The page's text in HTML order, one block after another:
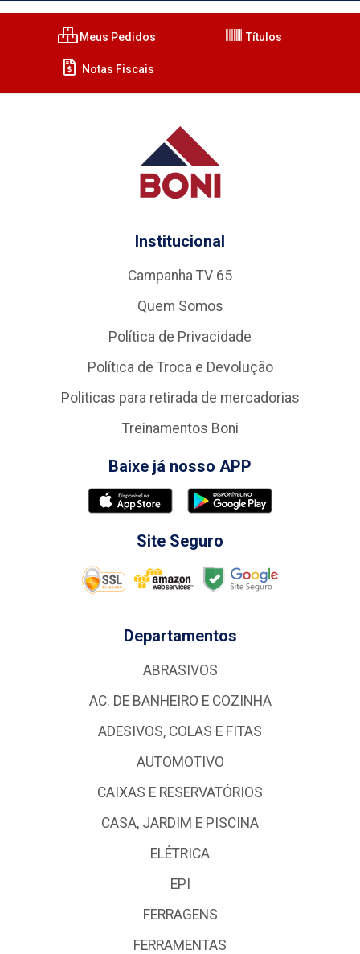
Meus Pedidos Títulos
Notas Fiscais
Institucional
Campanha TV 65
Quem Somos
Política de Privacidade
Política de Troca e Devolução
Politicas para retirada de mercadorias
Treinamentos Boni
Baixe já nosso APP
Site Seguro
Departamentos
ABRASIVOS
AC. DE BANHEIRO E COZINHA
ADESIVOS, COLAS E FITAS
AUTOMOTIVO
CAIXAS E RESERVATÓRIOS
CASA, JARDIM E PISCINA
ELÉTRICA
EPI
FERRAGENS
FERRAMENTAS